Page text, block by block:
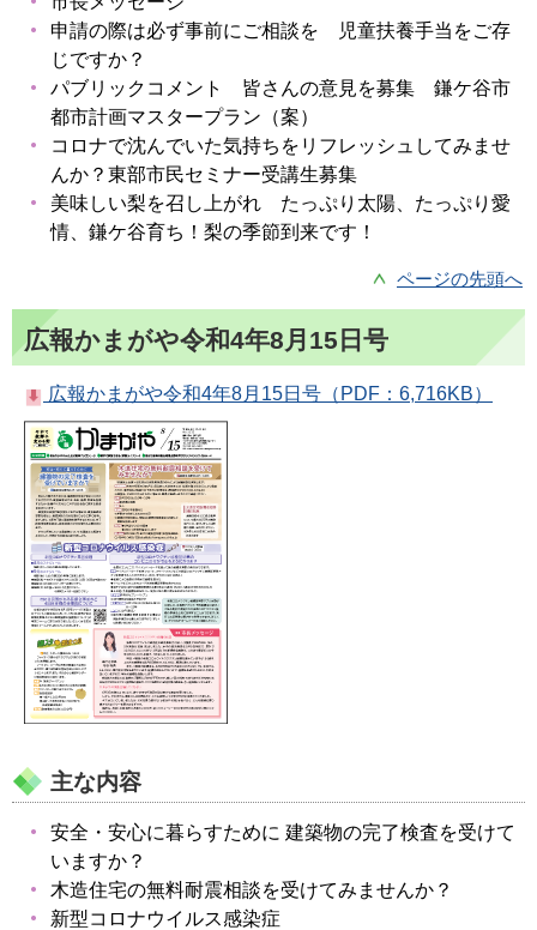
申請の際は必ず事前にご相談を 児童扶養手当をご存
じですか？
パブリックコメント 皆さんの意見を募集 鎌ケ谷市
都市計画マスタープラン（案）
コロナで沈んでいた気持ちをリフレッシュしてみませ
んか？東部市民セミナー受講生募集
美味しい梨を召し上がれ たっぷり太陽、たっぷり愛
情、鎌ケ谷育ち！梨の季節到来です！
ページの先頭へ
広報かまがや令和4年8月15日号
広報かまがや令和4年8月15日号（PDF：6,716KB）
主な内容
安全・安心に暮らすために 建築物の完了検査を受けて
いますか？
木造住宅の無料耐震相談を受けてみませんか？
新型コロナウイルス感染症